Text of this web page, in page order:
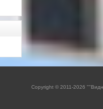
Copyright © 2011-2026